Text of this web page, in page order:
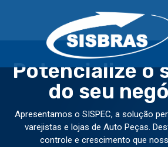
Potencialize o
do seu
Apresentamos o SISPEC, a solução
varejistas e lojas de Auto Peças.
controle e crescimento que